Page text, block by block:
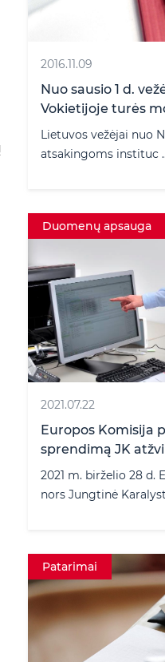
2016.11.09
Nuo sausio 1 d.
Vokietijoje turės
Lietuvos vežėjai nuo
atsakingoms instituc
Duomenų apsauga
2021.07.22
Europos Komisija
sprendimą JK
2021 m. birželio 28 d.
nors Jungtinė
Patarimai